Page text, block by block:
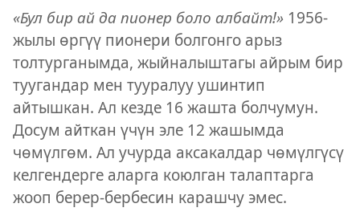
«Бул бир ай да пионер боло албайт!» 1956-
жылы өргүү пионери болгонго арыз
толтурганымда, жыйналыштагы айрым бир
туугандар мен тууралуу ушинтип
айтышкан. Ал кезде 16 жашта болчумун.
Досум айткан үчүн эле 12 жашымда
чөмүлгөм. Ал учурда аксакалдар чөмүлгүсү
келгендерге аларга коюлган талаптарга
жооп берер-бербесин карашчу эмес.